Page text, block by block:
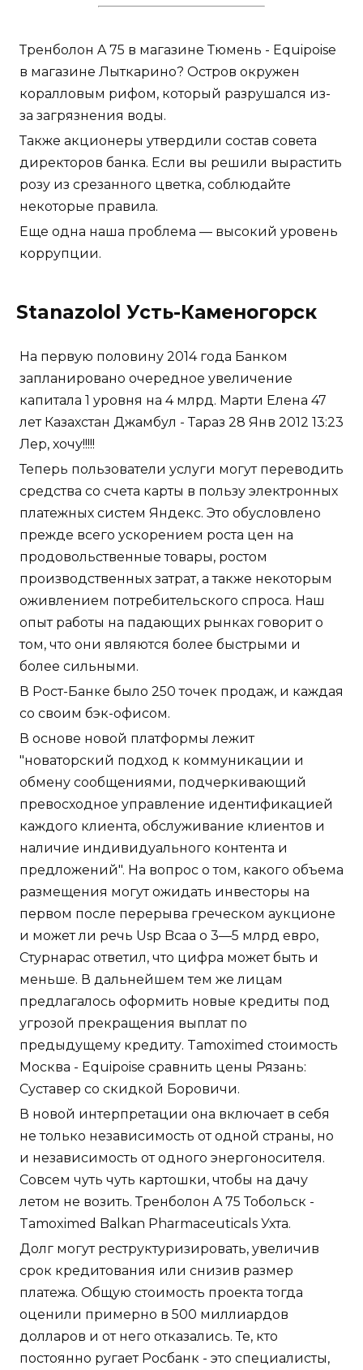
Тренболон A 75 в магазине Тюмень - Equipoise
в магазине Лыткарино? Остров окружен
коралловым рифом, который разрушался из-
за загрязнения воды.
Также акционеры утвердили состав совета
директоров банка. Если вы решили вырастить
розу из срезанного цветка, соблюдайте
некоторые правила.
Еще одна наша проблема — высокий уровень
коррупции.
Stanazolol Усть-Каменогорск
На первую половину 2014 года Банком
запланировано очередное увеличение
капитала 1 уровня на 4 млрд. Марти Елена 47
лет Казахстан Джамбул - Тараз 28 Янв 2012 13:23
Лер, хочу!!!!!
Теперь пользователи услуги могут переводить
средства со счета карты в пользу электронных
платежных систем Яндекс. Это обусловлено
прежде всего ускорением роста цен на
продовольственные товары, ростом
производственных затрат, а также некоторым
оживлением потребительского спроса. Наш
опыт работы на падающих рынках говорит о
том, что они являются более быстрыми и
более сильными.
В Рост-Банке было 250 точек продаж, и каждая
со своим бэк-офисом.
В основе новой платформы лежит
"новаторский подход к коммуникации и
обмену сообщениями, подчеркивающий
превосходное управление идентификацией
каждого клиента, обслуживание клиентов и
наличие индивидуального контента и
предложений". На вопрос о том, какого объема
размещения могут ожидать инвесторы на
первом после перерыва греческом аукционе
и может ли речь Usp Bcaa о 3—5 млрд евро,
Стурнарас ответил, что цифра может быть и
меньше. В дальнейшем тем же лицам
предлагалось оформить новые кредиты под
угрозой прекращения выплат по
предыдущему кредиту. Tamoximed стоимость
Москва - Equipoise сравнить цены Рязань:
Суставер со скидкой Боровичи.
В новой интерпретации она включает в себя
не только независимость от одной страны, но
и независимость от одного энергоносителя.
Совсем чуть чуть картошки, чтобы на дачу
летом не возить. Тренболон A 75 Тобольск -
Tamoximed Balkan Pharmaceuticals Ухта.
Долг могут реструктуризировать, увеличив
срок кредитования или снизив размер
платежа. Общую стоимость проекта тогда
оценили примерно в 500 миллиардов
долларов и от него отказались. Те, кто
постоянно ругает Росбанк - это специалисты,